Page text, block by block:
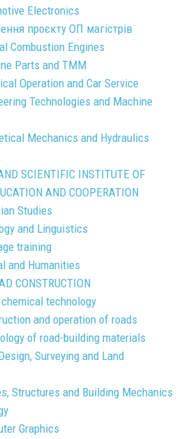
Electronics
проєкту ОП магістрів
Combustion Engines
Parts and TMM
Operation and Car Service
Technologies and Machine
Mechanics and Hydraulics
SCIENTIFIC INSTITUTE OF
AND COOPERATION
Studies
and Linguistics
training
and Humanities
CONSTRUCTION
technology
and operation of roads
of road-building materials
Surveying and Land
Structures and Building Mechanics
Graphics